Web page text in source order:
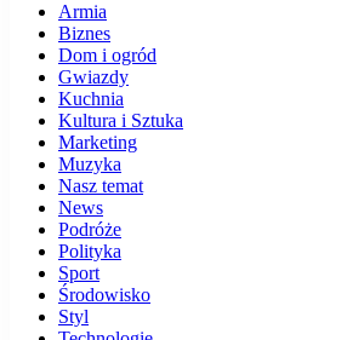
Armia
Biznes
Dom i ogród
Gwiazdy
Kuchnia
Kultura i Sztuka
Marketing
Muzyka
Nasz temat
News
Podróże
Polityka
Sport
Środowisko
Styl